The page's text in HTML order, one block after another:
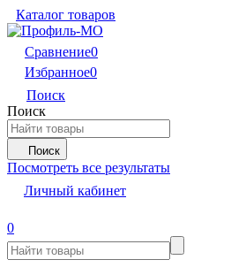
Каталог товаров
Сравнение0
Избранное0
Поиск
Поиск
Поиск
Посмотреть все результаты
Личный кабинет
0